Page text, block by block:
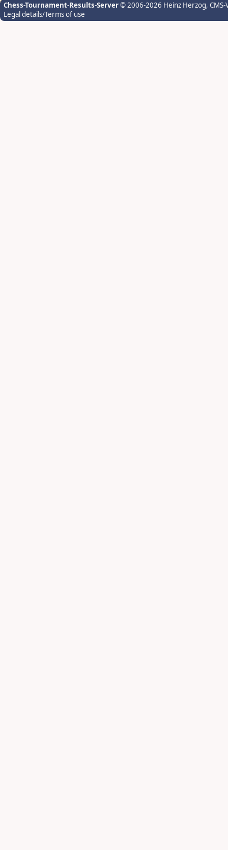
Chess-Tournament-Results-Server© 2006-2026 Heinz Herzog,
Legal details/Terms of use